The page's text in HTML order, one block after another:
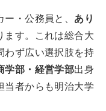
・公務員と、 あり
ます。これは総合大
わず広い選択肢を持
学部・経営学部出身
当者からも明治大学